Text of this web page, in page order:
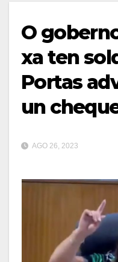
O
xa ten
Portas
un
AGO 26, 2023